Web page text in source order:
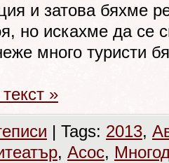
и затова бяхме
но искахме да се
много туристи
»
| Tags: 2013,
, Асос,